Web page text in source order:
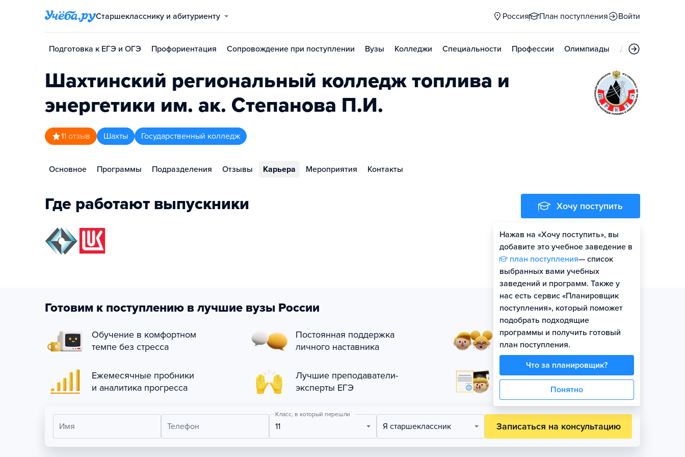
Старшекласснику и абитуриенту Россия План поступления Войти
Подготовка к ЕГЭ и ОГЭ Профориентация Сопровождение при поступлении Вузы Колледжи Специальности Профессии Олимпиады Дни открытых
Шахтинский региональный колледж топлива и
энергетики им. ак. Степанова П.И.
11 отзыв Шахты Государственный колледж
Основное Программы Подразделения Отзывы Карьера Мероприятия Контакты
Где работают выпускники Хочу поступить
Нажав на «Хочу поступить», вы
добавите это учебное заведение в
план поступления— список
выбранных вами учебных
заведений и программ. Также у
нас есть сервис «Планировщик
поступления», который поможет
подобрать подходящие
программы и получить готовый
план поступления.
Что за планировщик?
Понятно
Готовим к поступлению в лучшие вузы России
Обучение в комфортном
темпе без стресса
Постоянная поддержка
личного наставника
Занятия в небольших
группах по уровню
Ежемесячные пробники
и аналитика прогресса
Лучшие преподаватели-
эксперты ЕГЭ
Официальная гарантия
поступления на бюджет
Имя Телефон
Класс, в который перешли
11 Я старшеклассник Записаться на консультацию